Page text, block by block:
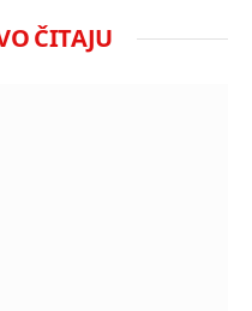
ČITAJU